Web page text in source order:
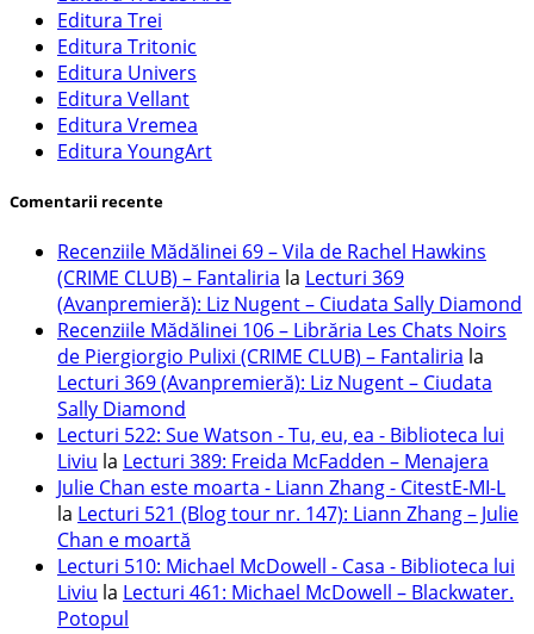
Editura Trei
Editura Tritonic
Editura Univers
Editura Vellant
Editura Vremea
Editura YoungArt
Comentarii recente
Recenziile Mădălinei 69 – Vila de Rachel Hawkins
(CRIME CLUB) – Fantaliria la Lecturi 369
(Avanpremieră): Liz Nugent – Ciudata Sally Diamond
Recenziile Mădălinei 106 – Librăria Les Chats Noirs
de Piergiorgio Pulixi (CRIME CLUB) – Fantaliria la
Lecturi 369 (Avanpremieră): Liz Nugent – Ciudata
Sally Diamond
Lecturi 522: Sue Watson - Tu, eu, ea - Biblioteca lui
Liviu la Lecturi 389: Freida McFadden – Menajera
Julie Chan este moarta - Liann Zhang - CitestE-MI-L
la Lecturi 521 (Blog tour nr. 147): Liann Zhang – Julie
Chan e moartă
Lecturi 510: Michael McDowell - Casa - Biblioteca lui
Liviu la Lecturi 461: Michael McDowell – Blackwater.
Potopul